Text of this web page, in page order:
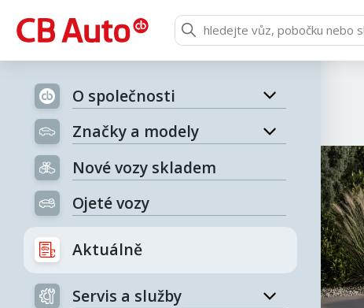
O společnosti
Značky a modely
Nové vozy skladem
Ojeté vozy
Aktuálně
Servis a služby